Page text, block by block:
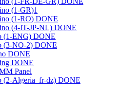
(1-GR)1
(1-RO) DONE
(4-IT-JP-NL) DONE
(1-ENG) DONE
(3-NO-2) DONE
DONE
DONE
Panel
(2-Algeria_fr-dz) DONE